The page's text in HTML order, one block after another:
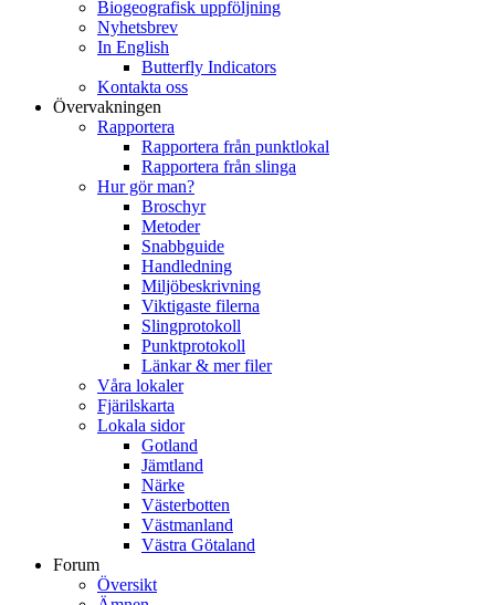
Biogeografisk uppföljning
Nyhetsbrev
In English
Butterfly Indicators
Kontakta oss
Övervakningen
Rapportera
Rapportera från punktlokal
Rapportera från slinga
Hur gör man?
Broschyr
Metoder
Snabbguide
Handledning
Miljöbeskrivning
Viktigaste filerna
Slingprotokoll
Punktprotokoll
Länkar & mer filer
Våra lokaler
Fjärilskarta
Lokala sidor
Gotland
Jämtland
Närke
Västerbotten
Västmanland
Västra Götaland
Forum
Översikt